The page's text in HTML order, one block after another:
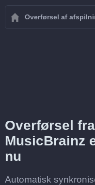
Overførsel af
Overførsel
MusicBrainz
nu
Automatisk